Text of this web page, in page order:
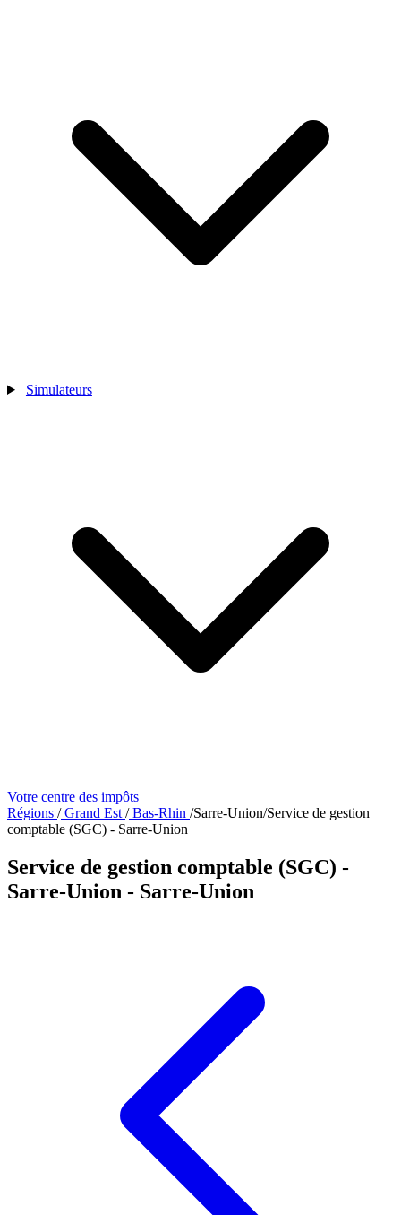
Simulateurs
Votre centre des impôts
Régions /Grand Est /Bas-Rhin /Sarre-Union/Service de gestion
comptable (SGC) - Sarre-Union
Service de gestion comptable (SGC) -
Sarre-Union - Sarre-Union